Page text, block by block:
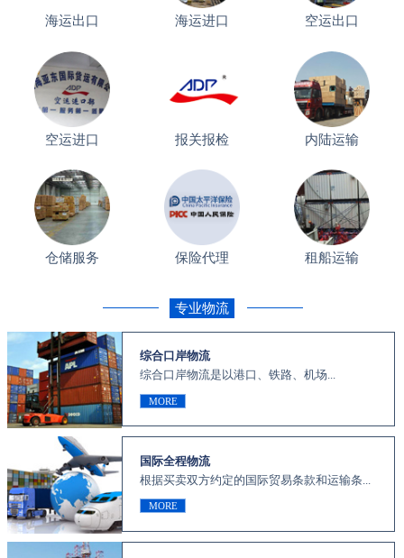
海运出口 海运进口 空运出口
空运进口 报关报检 内陆运输
仓储服务 保险代理 租船运输
专业物流
综合口岸物流
综合口岸物流是以港口、铁路、机场...
MORE
国际全程物流
根据买卖双方约定的国际贸易条款和运输条...
MORE